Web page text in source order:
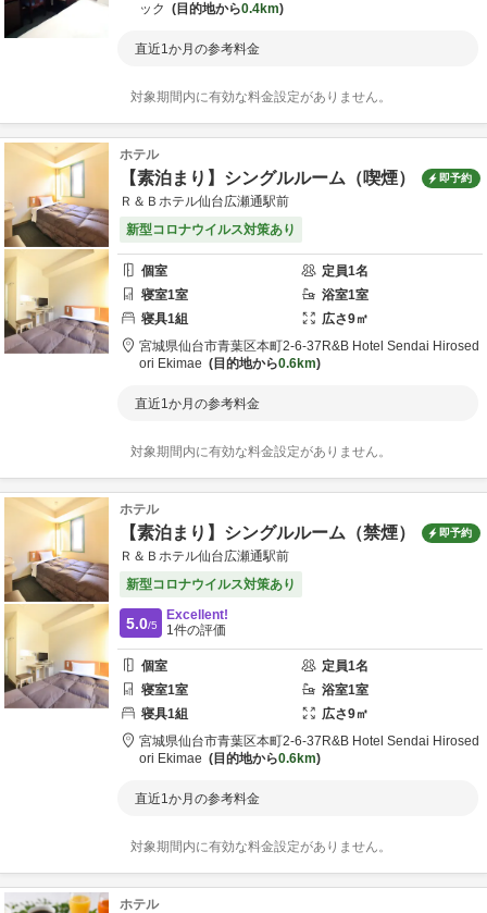
ック
目的地から0.4km
直近1か月の参考料金
対象期間内に有効な料金設定がありません。
ホテル
【素泊まり】シングルルーム（喫煙） 即予約
Ｒ＆Ｂホテル仙台広瀬通駅前
新型コロナウイルス対策あり
個室 定員1名
寝室1室 浴室1室
寝具1組 広さ9㎡
宮城県仙台市青葉区本町2-6-37 R&B Hotel Sendai Hirosed
ori Ekimae
目的地から0.6km
直近1か月の参考料金
対象期間内に有効な料金設定がありません。
ホテル
【素泊まり】シングルルーム（禁煙） 即予約
Ｒ＆Ｂホテル仙台広瀬通駅前
新型コロナウイルス対策あり
5.0/5
Excellent!
1件の評価
個室 定員1名
寝室1室 浴室1室
寝具1組 広さ9㎡
宮城県仙台市青葉区本町2-6-37 R&B Hotel Sendai Hirosed
ori Ekimae
目的地から0.6km
直近1か月の参考料金
対象期間内に有効な料金設定がありません。
ホテル